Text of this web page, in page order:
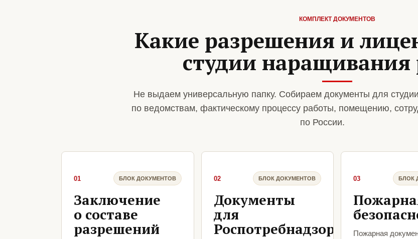
КОМПЛЕКТ ДОКУМЕНТОВ
Какие разрешения и
студии наращивания
Не выдаем универсальную папку. Собираем документы для
по ведомствам, фактическому процессу работы, помещению,
по России.
01 БЛОК ДОКУМЕНТОВ
Заключение
о составе
разрешений
02 БЛОК ДОКУМЕНТОВ
Документы
для
Роспотребнадзора
03 БЛОК
Пожарная